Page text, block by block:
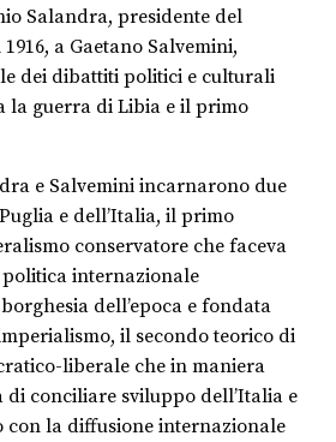
Salandra, presidente del
a Gaetano Salvemini,
dei dibattiti politici e culturali
la guerra di Libia e il primo
e Salvemini incarnarono due
e dell’Italia, il primo
conservatore che faceva
internazionale
dell’epoca e fondata
il secondo teorico di
liberale che in maniera
di conciliare sviluppo dell’Italia e
con la diffusione internazionale